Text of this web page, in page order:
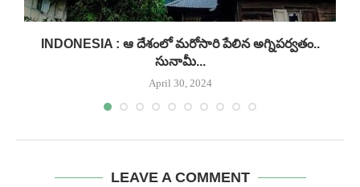
INDONESIA : ఆ దేశంలో మరోసారి పేలిన అగ్నిపర్వతం..
సునామీ...
April 30, 2024
LEAVE A COMMENT